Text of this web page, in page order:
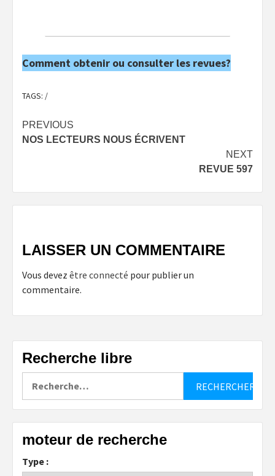
Comment obtenir ou consulter les revues?
TAGS: /
Post
navigation
PREVIOUS
NOS LECTEURS NOUS ÉCRIVENT
NEXT
REVUE 597
LAISSER UN COMMENTAIRE
Vous devez être connecté pour publier un
commentaire.
Recherche libre
moteur de recherche
Type :